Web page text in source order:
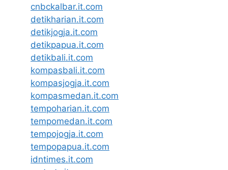
cnbckalbar.it.com
detikharian.it.com
detikjogja.it.com
detikpapua.it.com
detikbali.it.com
kompasbali.it.com
kompasjogja.it.com
kompasmedan.it.com
tempoharian.it.com
tempomedan.it.com
tempojogja.it.com
tempopapua.it.com
idntimes.it.com